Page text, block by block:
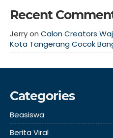
Recent
Jerryon Calon Creators
Kota Tangerang Cocok
Categories
Beasiswa
Berita Viral